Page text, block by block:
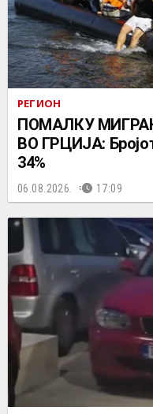
РЕГИОН
ПОМАЛКУ
ВО ГРЦИЈА:
34%
06.08.2026. 17:09